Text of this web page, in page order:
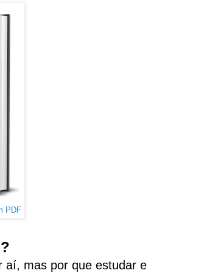
PDF
aí, mas por que estudar e